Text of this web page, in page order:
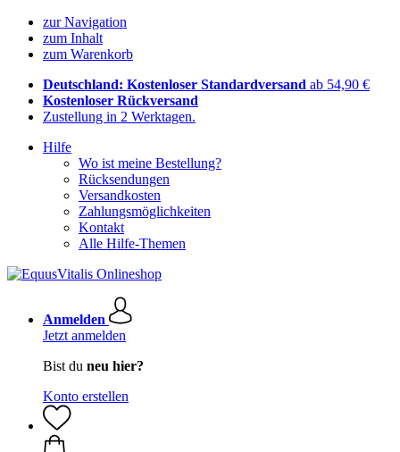
zur Navigation
zum Inhalt
zum Warenkorb
Deutschland: Kostenloser Standardversand ab 54,90 €
Kostenloser Rückversand
Zustellung in 2 Werktagen.
Hilfe
Wo ist meine Bestellung?
Rücksendungen
Versandkosten
Zahlungsmöglichkeiten
Kontakt
Alle Hilfe-Themen
Anmelden
Jetzt anmelden
Bist du neu hier?
Konto erstellen